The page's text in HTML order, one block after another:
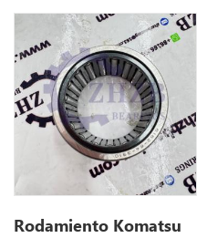
Rodamiento Komatsu